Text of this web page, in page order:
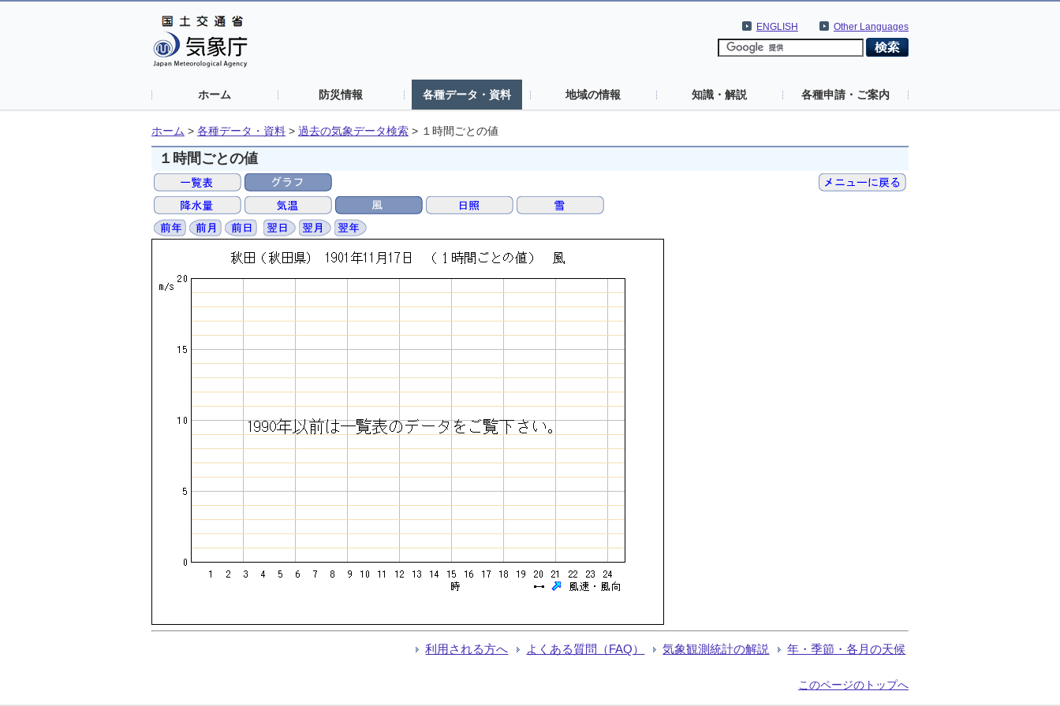
Other Languages
ENGLISH
ホーム 防災情報 各種データ・資料 地域の情報 知識・解説 各種申請・ご案内
ホーム > 各種データ・資料 > 過去の気象データ検索 > １時間ごとの値
１時間ごとの値
利用される方へ よくある質問（FAQ） 気象観測統計の解説 年・季節・各月の天候
このページのトップへ